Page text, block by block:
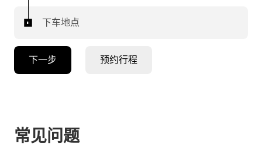
下车地点
下一步 预约行程
常见问题